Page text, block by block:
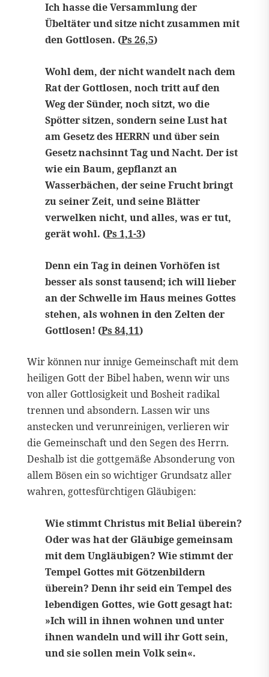
Ich hasse die Versammlung der
Übeltäter und sitze nicht zusammen mit
den Gottlosen. (Ps 26,5)
Wohl dem, der nicht wandelt nach dem
Rat der Gottlosen, noch tritt auf den
Weg der Sünder, noch sitzt, wo die
Spötter sitzen, sondern seine Lust hat
am Gesetz des HERRN und über sein
Gesetz nachsinnt Tag und Nacht. Der ist
wie ein Baum, gepflanzt an
Wasserbächen, der seine Frucht bringt
zu seiner Zeit, und seine Blätter
verwelken nicht, und alles, was er tut,
gerät wohl. (Ps 1,1-3)
Denn ein Tag in deinen Vorhöfen ist
besser als sonst tausend; ich will lieber
an der Schwelle im Haus meines Gottes
stehen, als wohnen in den Zelten der
Gottlosen! (Ps 84,11)
Wir können nur innige Gemeinschaft mit dem
heiligen Gott der Bibel haben, wenn wir uns
von aller Gottlosigkeit und Bosheit radikal
trennen und absondern. Lassen wir uns
anstecken und verunreinigen, verlieren wir
die Gemeinschaft und den Segen des Herrn.
Deshalb ist die gottgemäße Absonderung von
allem Bösen ein so wichtiger Grundsatz aller
wahren, gottesfürchtigen Gläubigen:
Wie stimmt Christus mit Belial überein?
Oder was hat der Gläubige gemeinsam
mit dem Ungläubigen? Wie stimmt der
Tempel Gottes mit Götzenbildern
überein? Denn ihr seid ein Tempel des
lebendigen Gottes, wie Gott gesagt hat:
»Ich will in ihnen wohnen und unter
ihnen wandeln und will ihr Gott sein,
und sie sollen mein Volk sein«.